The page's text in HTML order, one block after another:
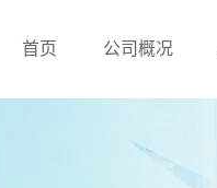
首页 公司概况